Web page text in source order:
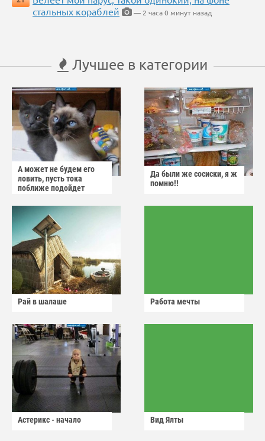
стальных кораблей
— 2 часа 0 минут назад
Лучшее в категории
А может не будем его
ловить, пусть тока
поближе подойдет
Да были же сосиски, я ж
помню!!
Рай в шалаше Работа мечты
Астерикс - начало Вид Ялты